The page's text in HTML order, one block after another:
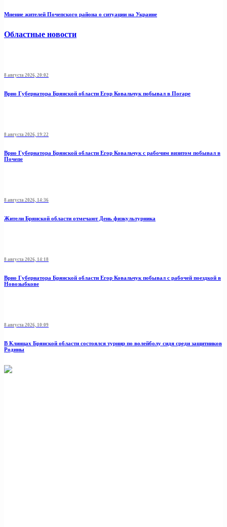
Мнение жителей Почепского района о ситуации на Украине
Областные новости
8 августа 2026, 20:02
Врио Губернатора Брянской области Егор Ковальчук побывал в Погаре
8 августа 2026, 19:22
Врио Губернатора Брянской области Егор Ковальчук с рабочим визитом побывал в
Почепе
8 августа 2026, 14:36
Жители Брянской области отмечают День физкультурника
8 августа 2026, 14:18
Врио Губернатора Брянской области Егор Ковальчук побывал с рабочей поездкой в
Новозыбкове
8 августа 2026, 10:09
В Клинцах Брянской области состоялся турнир по волейболу сидя среди защитников
Родины